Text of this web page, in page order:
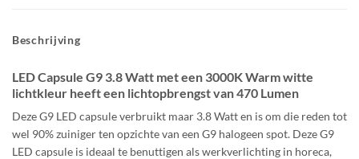
Beschrijving
LED Capsule G9 3.8 Watt met een 3000K Warm witte
lichtkleur heeft een lichtopbrengst van 470 Lumen
Deze G9 LED capsule verbruikt maar 3.8 Watt en is om die reden tot
wel 90% zuiniger ten opzichte van een G9 halogeen spot. Deze G9
LED capsule is ideaal te benuttigen als werkverlichting in horeca,